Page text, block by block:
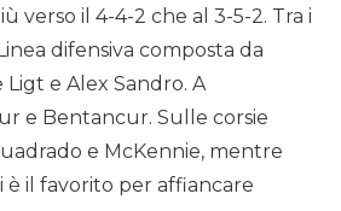
verso il 4-4-2 che al 3-5-2. Tra i
difensiva composta da
Ligt e Alex Sandro. A
e Bentancur. Sulle corsie
e McKennie, mentre
è il favorito per affiancare